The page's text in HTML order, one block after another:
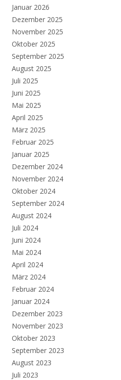
Januar 2026
Dezember 2025
November 2025
Oktober 2025
September 2025
August 2025
Juli 2025
Juni 2025
Mai 2025
April 2025
März 2025
Februar 2025
Januar 2025
Dezember 2024
November 2024
Oktober 2024
September 2024
August 2024
Juli 2024
Juni 2024
Mai 2024
April 2024
März 2024
Februar 2024
Januar 2024
Dezember 2023
November 2023
Oktober 2023
September 2023
August 2023
Juli 2023